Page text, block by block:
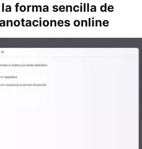
forma sencilla de
online